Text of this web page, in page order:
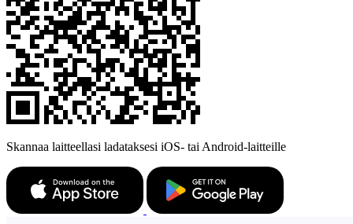
Skannaa laitteellasi ladataksesi iOS- tai Android-laitteille